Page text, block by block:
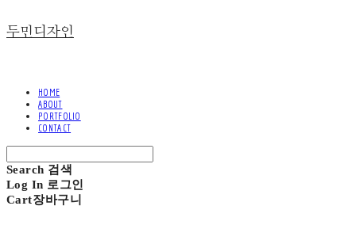
두민디자인
HOME
ABOUT
PORTFOLIO
CONTACT
Search 검색
Log In 로그인
Cart장바구니